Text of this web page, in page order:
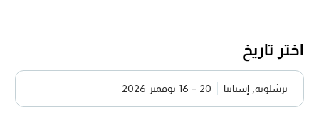
اختر تاريخ
برشلونة, إسبانيا 20 - 16 نوفمبر 2026